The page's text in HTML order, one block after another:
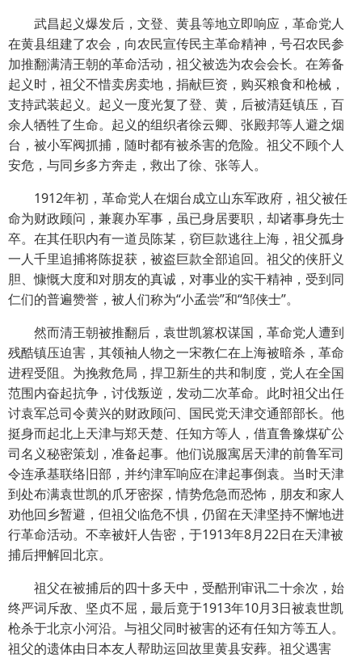
武昌起义爆发后，文登、黄县等地立即响应，革命党人
在黄县组建了农会，向农民宣传民主革命精神，号召农民参
加推翻满清王朝的革命活动，祖父被选为农会会长。在筹备
起义时，祖父不惜卖房卖地，捐献巨资，购买粮食和枪械，
支持武装起义。起义一度光复了登、黄，后被清廷镇压，百
余人牺牲了生命。起义的组织者徐云卿、张殿邦等人避之烟
台，被小军阀抓捕，随时都有被杀害的危险。祖父不顾个人
安危，与同乡多方奔走，救出了徐、张等人。
1912年初，革命党人在烟台成立山东军政府，祖父被任
命为财政顾问，兼襄办军事，虽已身居要职，却诸事身先士
卒。在其任职内有一道员陈某，窃巨款逃往上海，祖父孤身
一人千里追捕将陈捉获，被盗巨款全部追回。祖父的侠肝义
胆、慷慨大度和对朋友的真诚，对事业的实干精神，受到同
仁们的普遍赞誉，被人们称为“小孟尝”和“邹侠士”。
然而清王朝被推翻后，袁世凯篡权谋国，革命党人遭到
残酷镇压迫害，其领袖人物之一宋教仁在上海被暗杀，革命
进程受阻。为挽救危局，捍卫新生的共和制度，党人在全国
范围内奋起抗争，讨伐叛逆，发动二次革命。此时祖父出任
讨袁军总司令黄兴的财政顾问、国民党天津交通部部长。他
挺身而起北上天津与郑天楚、任知方等人，借直鲁豫煤矿公
司名义秘密策划，准备起事。他们说服寓居天津的前鲁军司
令连承基联络旧部，并约津军响应在津起事倒袁。当时天津
到处布满袁世凯的爪牙密探，情势危急而恐怖，朋友和家人
劝他回乡暂避，但祖父临危不惧，仍留在天津坚持不懈地进
行革命活动。不幸被奸人告密，于1913年8月22日在天津被
捕后押解回北京。
祖父在被捕后的四十多天中，受酷刑审讯二十余次，始
终严词斥敌、坚贞不屈，最后竟于1913年10月3日被袁世凯
枪杀于北京小河沿。与祖父同时被害的还有任知方等五人。
祖父的遗体由日本友人帮助运回故里黄县安葬。祖父遇害